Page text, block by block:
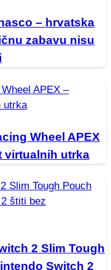
– hrvatska
zabavu nisu
Wheel APEX
virtualnih utrka
2 Slim Tough
Switch 2